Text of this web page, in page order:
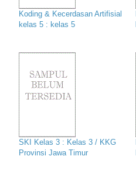
Koding & Kecerdasan Artifisial
kelas 5 : kelas 5
SKI Kelas 3 : Kelas 3 / KKG
Provinsi Jawa Timur